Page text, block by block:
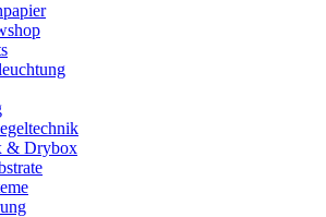
& Drybox